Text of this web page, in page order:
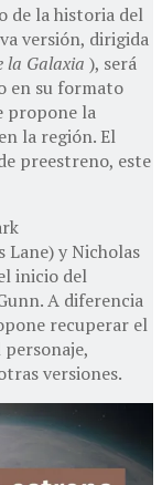
de la historia del
versión, dirigida
la Galaxia ), será
en su formato
propone la
la región. El
preestreno, este
Lane) y Nicholas
inicio del
A diferencia
recuperar el
versiones.